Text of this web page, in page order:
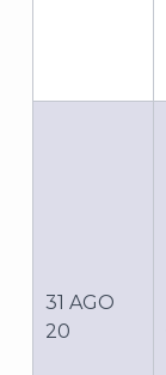
31 AGO
20